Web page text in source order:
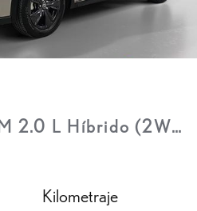
2.0 L Híbrido (2WD)
Kilometraje